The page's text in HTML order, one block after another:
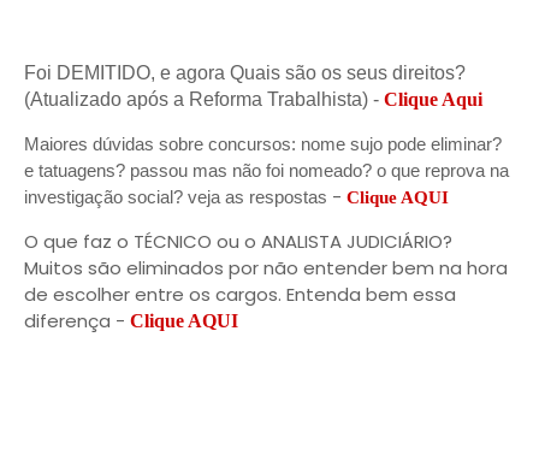
Foi DEMITIDO, e agora Quais são os seus direitos?
(Atualizado após a Reforma Trabalhista) - Clique Aqui
Maiores dúvidas sobre concursos: nome sujo pode eliminar?
e tatuagens? passou mas não foi nomeado? o que reprova na
investigação social? veja as respostas - Clique AQUI
O que faz o TÉCNICO ou o ANALISTA JUDICIÁRIO?
Muitos são eliminados por não entender bem na hora
de escolher entre os cargos. Entenda bem essa
diferença - Clique AQUI